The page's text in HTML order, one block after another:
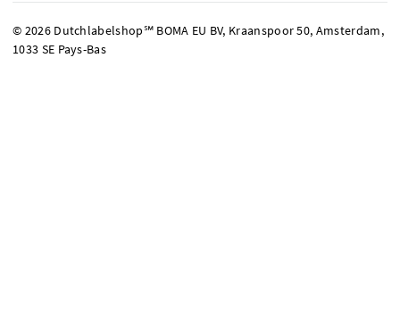
© 2026 Dutchlabelshop℠ BOMA EU BV, Kraanspoor 50, Amsterdam,
1033 SE Pays-Bas